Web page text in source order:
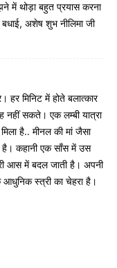
में थोड़ा बहुत प्रयास करना
अशेष शुभ नीलिमा जी
हर मिनिट में होते बलात्कार
नहीं सकते। एक लम्बी यात्रा
है.. मीनल की मां जैसा
है। कहानी एक साँस में उस
आस में बदल जाती है। अपनी
स्त्री का चेहरा है।